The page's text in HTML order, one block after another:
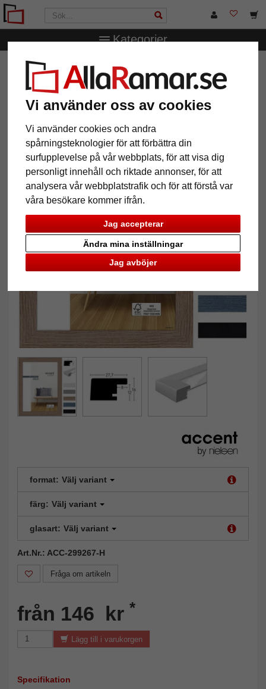
Vi använder oss av cookies
Vi använder cookies och andra
spårningsteknologier för att förbättra din
surfupplevelse på vår webbplats, för att visa dig
personligt innehåll och riktade annonser, för att
analysera vår webbplatstrafik och för att förstå var
våra besökare kommer ifrån.
Jag accepterar
Jag avböjer
Ändra mina inställningar
Kategorier
AllaRamar.se Ramstorlek
Träram Oslo
Tillbaka
format: Välj variant
färg: Välj variant
glasart: Välj variant
Art.Nr.: ACC-299267-H
Fråga om artikeln
från 146 kr *
Lägg till i varukorgen
Specifikation